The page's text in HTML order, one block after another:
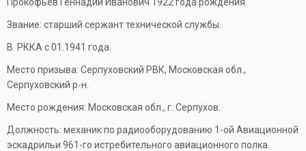
Звание: старший сержант технической службы.
В РККА с 01.1941 года.
Место призыва: Серпуховский РВК, Московская обл.,
Серпуховский р-н.
Место рождения: Московская обл., г. Серпухов.
Должность: механик по радиооборудованию 1-ой Авиационной
эскадрильи 961-го истребительного авиационного полка.